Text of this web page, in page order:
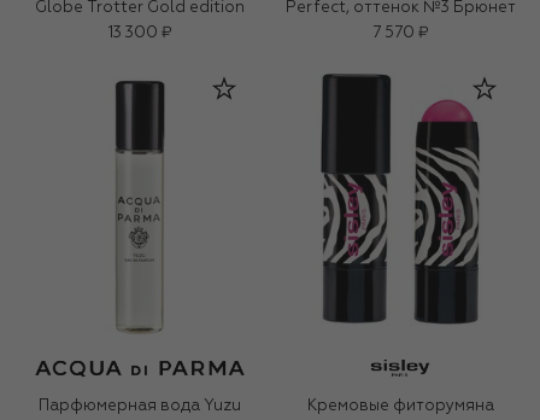
Globe Trotter Gold edition
13 300 ₽
Perfect, оттенок №3 Брюнет
7 570 ₽
Парфюмерная вода Yuzu
Кремовые фиторумяна